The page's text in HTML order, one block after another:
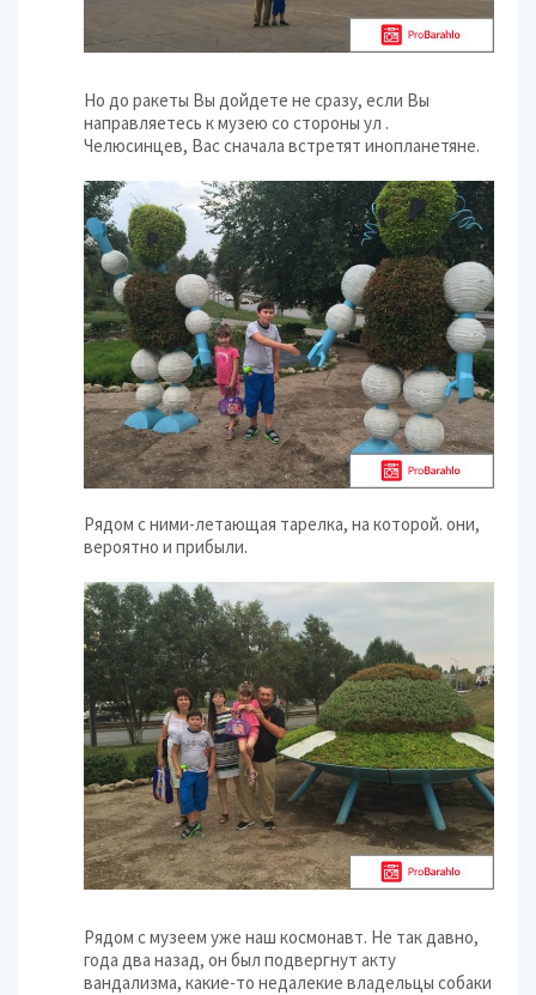
Но до ракеты Вы дойдете не сразу, если Вы
направляетесь к музею со стороны ул .
Челюсинцев, Вас сначала встретят инопланетяне.
Рядом с ними-летающая тарелка, на которой. они,
вероятно и прибыли.
Рядом с музеем уже наш космонавт. Не так давно,
года два назад, он был подвергнут акту
вандализма, какие-то недалекие владельцы собаки